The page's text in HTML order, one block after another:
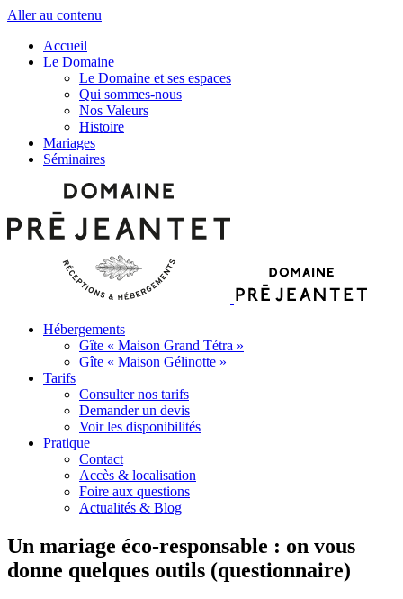
Aller au contenu
Accueil
Le Domaine
Le Domaine et ses espaces
Qui sommes-nous
Nos Valeurs
Histoire
Mariages
Séminaires
Hébergements
Gîte « Maison Grand Tétra »
Gîte « Maison Gélinotte »
Tarifs
Consulter nos tarifs
Demander un devis
Voir les disponibilités
Pratique
Contact
Accès & localisation
Foire aux questions
Actualités & Blog
Un mariage éco-responsable : on vous
donne quelques outils (questionnaire)